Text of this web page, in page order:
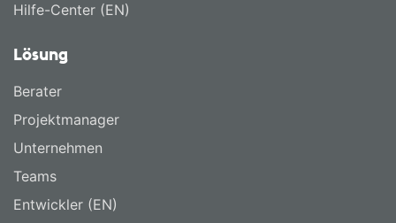
Hilfe-Center (EN)
Lösung
Berater
Projektmanager
Unternehmen
Teams
Entwickler (EN)